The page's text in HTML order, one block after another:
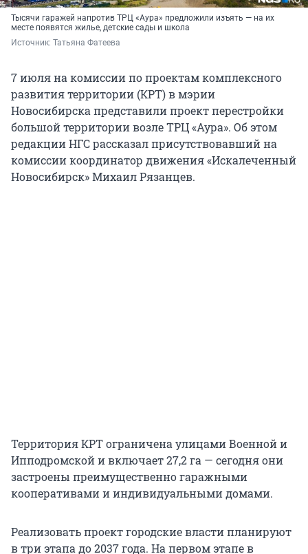
Тысячи гаражей напротив ТРЦ «Аура» предложили изъять — на их
месте появятся жилье, детские сады и школа
Источник: Татьяна Фатеева
7 июля на комиссии по проектам комплексного
развития территории (КРТ) в мэрии
Новосибирска представили проект перестройки
большой территории возле ТРЦ «Аура». Об этом
редакции НГС рассказал присутствовавший на
комиссии координатор движения «Искалеченный
Новосибирск» Михаил Рязанцев.
Территория КРТ ограничена улицами Военной и
Ипподромской и включает 27,2 га — сегодня они
застроены преимущественно гаражными
кооперативами и индивидуальными домами.
Реализовать проект городские власти планируют
в три этапа до 2037 года. На первом этапе в